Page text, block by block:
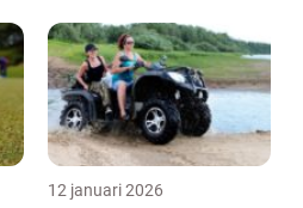
12 januari 2026